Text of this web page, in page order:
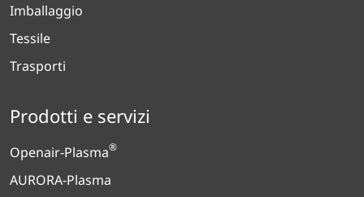
Imballaggio
Tessile
Trasporti
Prodotti e servizi
Openair-Plasma®
AURORA-Plasma